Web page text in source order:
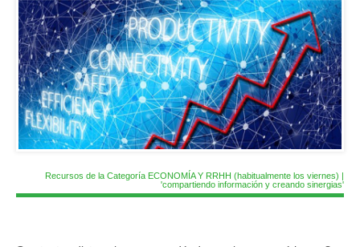
Recursos de la Categoría ECONOMÍA Y RRHH (habitualmente los viernes) |
'compartiendo información y creando sinergias'